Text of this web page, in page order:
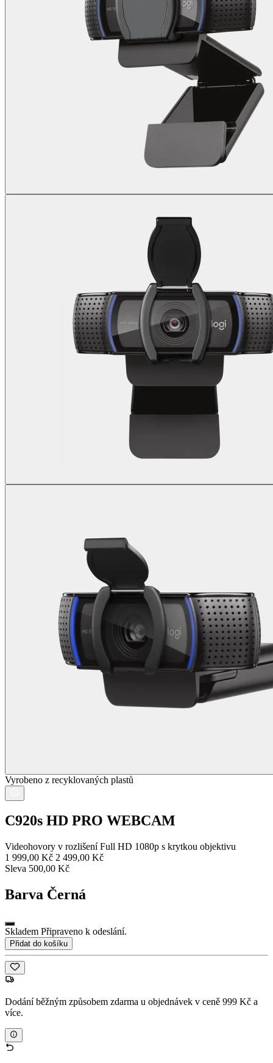
Vyrobeno z recyklovaných plastů
C920s HD PRO WEBCAM
Videohovory v rozlišení Full HD 1080p s krytkou objektivu
1 999,00 Kč 2 499,00 Kč
Sleva 500,00 Kč
Barva Černá
Skladem Připraveno k odeslání.
Přidat do košíku
Dodání běžným způsobem zdarma u objednávek v ceně 999 Kč a
více.